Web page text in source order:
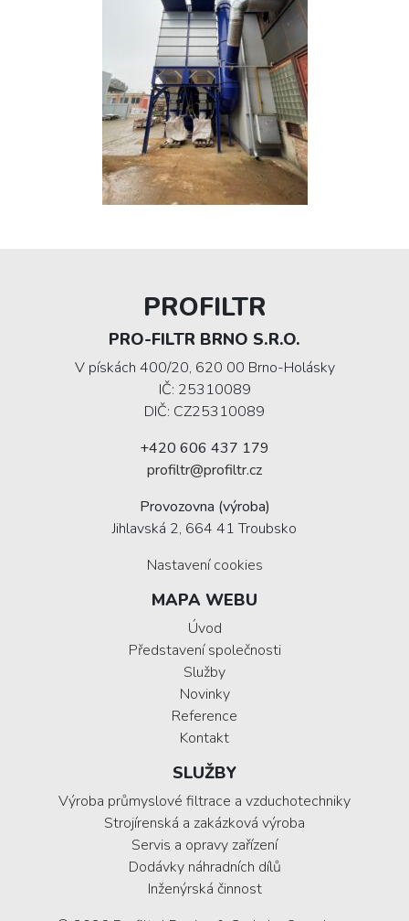
PROFILTR
PRO-FILTR BRNO S.R.O.
V pískách 400/20, 620 00 Brno-Holásky
IČ: 25310089
DIČ: CZ25310089
+420 606 437 179
profiltr@profiltr.cz
Provozovna (výroba)
Jihlavská 2, 664 41 Troubsko
Nastavení cookies
MAPA WEBU
Úvod
Představení společnosti
Služby
Novinky
Reference
Kontakt
SLUŽBY
Výroba průmyslové filtrace a vzduchotechniky
Strojírenská a zakázková výroba
Servis a opravy zařízení
Dodávky náhradních dílů
Inženýrská činnost